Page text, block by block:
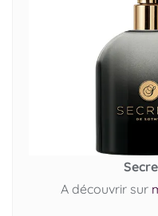
A découvrir sur